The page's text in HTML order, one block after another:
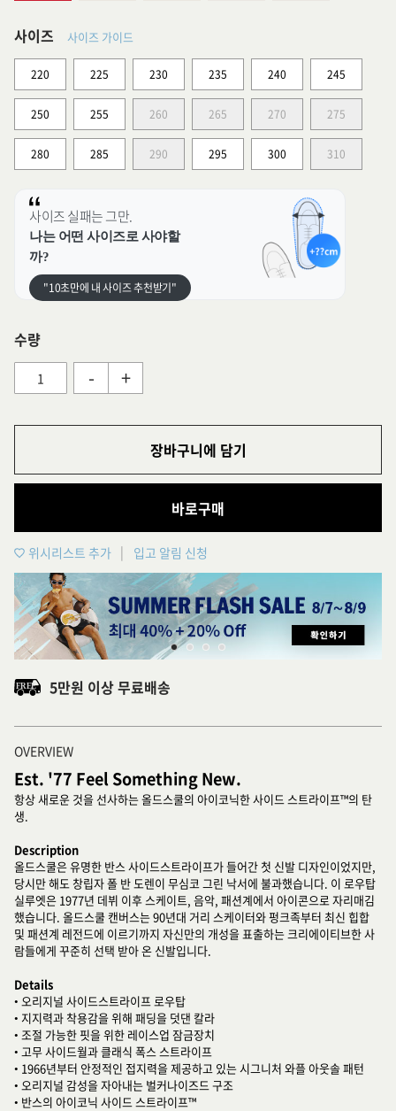
사이즈 사이즈 가이드
220 225 230 235 240 245
250 255 260 265 270 275
280 285 290 295 300 310
사이즈 실패는 그만.
나는 어떤 사이즈로 사야할
까?
"10초만에 내 사이즈 추천받기"
수량
- +
장바구니에 담기
바로구매
위시리스트 추가 입고 알림 신청
5만원 이상 무료배송
OVERVIEW
Est. '77 Feel Something New.
항상 새로운 것을 선사하는 올드스쿨의 아이코닉한 사이드 스트라이프™의 탄
생.
Description
올드스쿨은 유명한 반스 사이드스트라이프가 들어간 첫 신발 디자인이었지만,
당시만 해도 창립자 폴 반 도렌이 무심코 그린 낙서에 불과했습니다. 이 로우탑
실루엣은 1977년 데뷔 이후 스케이트, 음악, 패션계에서 아이콘으로 자리매김
했습니다. 올드스쿨 캔버스는 90년대 거리 스케이터와 펑크족부터 최신 힙합
및 패션계 레전드에 이르기까지 자신만의 개성을 표출하는 크리에이티브한 사
람들에게 꾸준히 선택 받아 온 신발입니다.
Details
• 오리지널 사이드스트라이프 로우탑
• 지지력과 착용감을 위해 패딩을 덧댄 칼라
• 조절 가능한 핏을 위한 레이스업 잠금장치
• 고무 사이드월과 클래식 폭스 스트라이프
• 1966년부터 안정적인 접지력을 제공하고 있는 시그니처 와플 아웃솔 패턴
• 오리지널 감성을 자아내는 벌커나이즈드 구조
• 반스의 아이코닉 사이드 스트라이프™